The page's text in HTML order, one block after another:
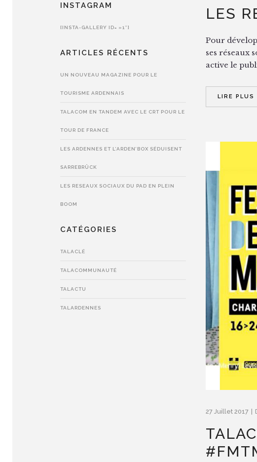
INSTAGRAM
[INSTA-GALLERY ID= »1″]
ARTICLES RÉCENTS
UN NOUVEAU MAGAZINE POUR LE
TOURISME ARDENNAIS
TALACOM EN TANDEM AVEC LE CRT POUR LE
TOUR DE FRANCE
LES ARDENNES ET L’ARDEN’BOX SÉDUISENT
SARREBRÜCK
LES RESEAUX SOCIAUX DU PAD EN PLEIN
BOOM
CATÉGORIES
TALACLÉ
TALACOMMUNAUTÉ
TALACTU
TALARDENNES
LES
Pour
ses réseaux
active le
LIRE PLUS
27 Juillet 2017